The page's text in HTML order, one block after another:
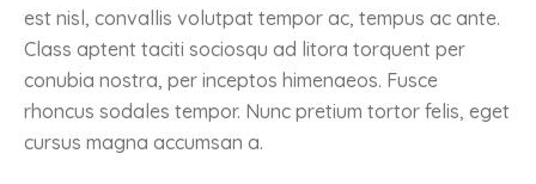
est nisl, convallis volutpat tempor ac, tempus ac ante.
Class aptent taciti sociosqu ad litora torquent per
conubia nostra, per inceptos himenaeos. Fusce
rhoncus sodales tempor. Nunc pretium tortor felis, eget
cursus magna accumsan a.